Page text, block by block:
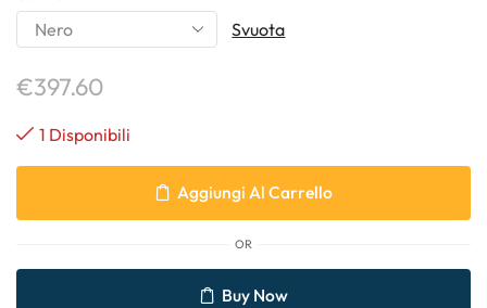
Svuota
€397.60
1 Disponibili
Aggiungi Al Carrello
OR
Buy Now